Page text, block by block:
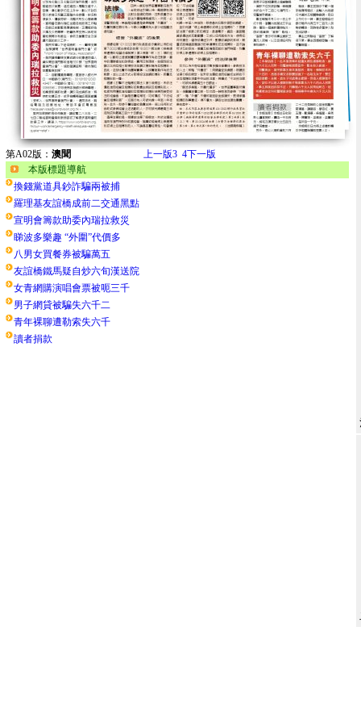
第A02版： 澳聞 上一版3 4下一版
本版標題導航
換錢黨道具鈔詐騙兩被捕
羅理基友誼橋成前二交通黑點
宣明會籌款助委內瑞拉救災
睇波多樂趣 “外圍”代價多
八男女買餐券被騙萬五
友誼橋鐵馬疑自炒六旬漢送院
女青網購演唱會票被呃三千
男子網貸被騙失六千二
青年裸聊遭勒索失六千
讀者捐款